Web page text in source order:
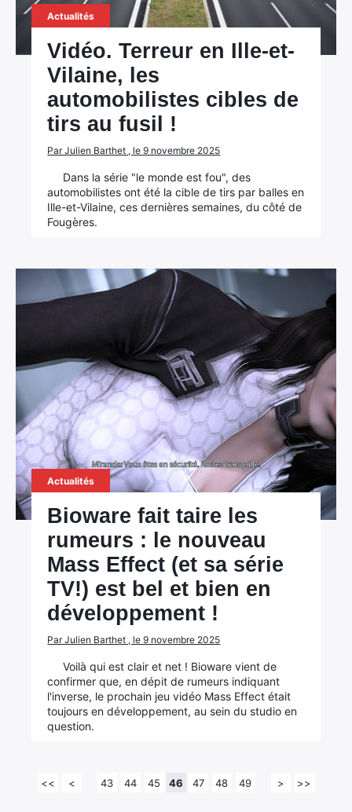
Actualités
Vidéo. Terreur en Ille-et-
Vilaine, les
automobilistes cibles de
tirs au fusil !
Par Julien Barthet , le 9 novembre 2025
Dans la série "le monde est fou", des
automobilistes ont été la cible de tirs par balles en
Ille-et-Vilaine, ces dernières semaines, du côté de
Fougères.
Actualités
Bioware fait taire les
rumeurs : le nouveau
Mass Effect (et sa série
TV!) est bel et bien en
développement !
Par Julien Barthet , le 9 novembre 2025
Voilà qui est clair et net ! Bioware vient de
confirmer que, en dépit de rumeurs indiquant
l'inverse, le prochain jeu vidéo Mass Effect était
toujours en développement, au sein du studio en
question.
<< < 43 44 45 46 47 48 49 > >>